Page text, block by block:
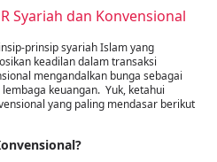
Syariah dan Konvensional
prinsip syariah Islam yang
keadilan dalam transaksi
mengandalkan bunga sebagai
keuangan. Yuk, ketahui
yang paling mendasar berikut